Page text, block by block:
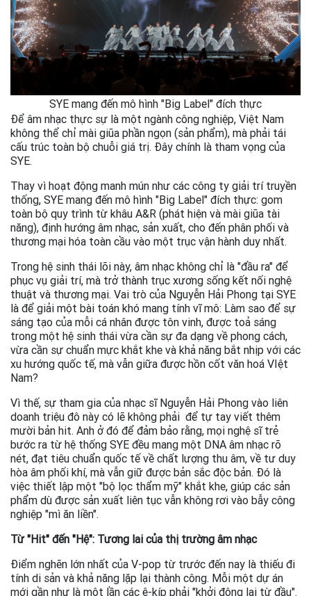
SYE mang đến mô hình "Big Label" đích thực
Để âm nhạc thực sự là một ngành công nghiệp, Việt Nam
không thể chỉ mài giũa phần ngọn (sản phẩm), mà phải tái
cấu trúc toàn bộ chuỗi giá trị. Đây chính là tham vọng của
SYE.
Thay vì hoạt động manh mún như các công ty giải trí truyền
thống, SYE mang đến mô hình "Big Label" đích thực: gom
toàn bộ quy trình từ khâu A&R (phát hiện và mài giũa tài
năng), định hướng âm nhạc, sản xuất, cho đến phân phối và
thương mại hóa toàn cầu vào một trục vận hành duy nhất.
Trong hệ sinh thái lõi này, âm nhạc không chỉ là "đầu ra" để
phục vụ giải trí, mà trở thành trục xương sống kết nối nghệ
thuật và thương mại. Vai trò của Nguyễn Hải Phong tại SYE
là để giải một bài toán khó mang tính vĩ mô: Làm sao để sự
sáng tạo của mỗi cá nhân được tôn vinh, được toả sáng
trong một hệ sinh thái vừa cần sự đa dạng về phong cách,
vừa cần sự chuẩn mực khắt khe và khả năng bắt nhịp với các
xu hướng quốc tế, mà vẫn giữa được hồn cốt văn hoá VIệt
Nam?
Vì thế, sự tham gia của nhạc sĩ Nguyễn Hải Phong vào liên
doanh triệu đô này có lẽ không phải để tự tay viết thêm
mười bản hit. Anh ở đó để đảm bảo rằng, mọi nghệ sĩ trẻ
bước ra từ hệ thống SYE đều mang một DNA âm nhạc rõ
nét, đạt tiêu chuẩn quốc tế về chất lượng thu âm, về tư duy
hòa âm phối khí, mà vẫn giữ được bản sắc độc bản. Đó là
việc thiết lập một "bộ lọc thẩm mỹ" khắt khe, giúp các sản
phẩm dù được sản xuất liên tục vẫn không rơi vào bẫy công
nghiệp "mì ăn liền".
Từ "Hit" đến "Hệ": Tương lai của thị trường âm nhạc
Điểm nghẽn lớn nhất của V-pop từ trước đến nay là thiếu đi
tính di sản và khả năng lặp lại thành công. Mỗi một dự án
mới gần như là một lần các ê-kíp phải "khởi động lại từ đầu".